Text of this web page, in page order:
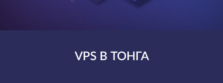
VPS В ТОНГА